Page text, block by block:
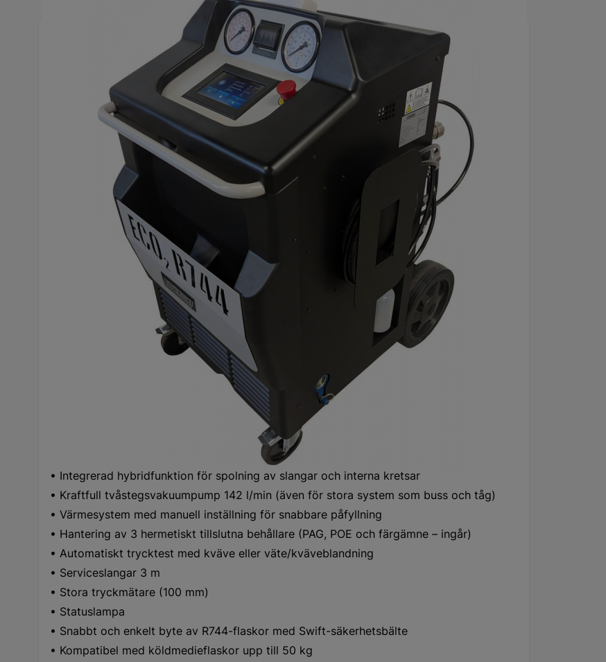
Produktbeskrivning
Ecotechnics ECO₂R744 luftkonditioneringsserviceenhetär utvecklad för verkstäder
som arbetar med R744 (CO₂) luftkonditioneringssystem och möter de specifika kraven
för service, underhåll och reparation av dessa högtryckssystem.
R744-köldmediets termodynamik skiljer sig från traditionella köldmedier och kräver
specialanpassad utrustning. ECO₂R744 hanterar tryck upp till 130 bar och är utrustad
med avancerade säkerhetsfunktioner för att övervaka och kontrollera CO₂-nivåer i både
fordon och verkstadsmiljö.
Enheten erbjuder en helautomatisk process för tömning, service och påfyllning, med
intuitiv styrning via en 7-tums pekskärm och Linux-operativsystem. Den är klar att
använda inom 15 sekunder och guidar användaren genom alla steg med tydliga
Funktion/egenskaper:
• Helautomatisk serviceenhet för R744-system
• Klar att använda på 15 sekunder
• 7-tums pekskärm med intuitiv navigering
• Programvarustyrda processer med säkerhetskontroller
• Konstant övervakning av CO₂-koncentration
• Integrerad hybridfunktion för spolning av slangar och interna kretsar
• Kraftfull tvåstegsvakuumpump 142 l/min (även för stora system som buss och tåg)
• Värmesystem med manuell inställning för snabbare påfyllning
• Hantering av 3 hermetiskt tillslutna behållare (PAG, POE och färgämne – ingår)
• Automatiskt trycktest med kväve eller väte/kväveblandning
• Serviceslangar 3 m
• Stora tryckmätare (100 mm)
• Statuslampa
• Snabbt och enkelt byte av R744-flaskor med Swift-säkerhetsbälte
• Kompatibel med köldmedieflaskor upp till 50 kg